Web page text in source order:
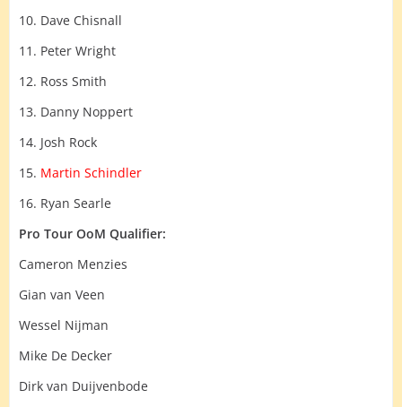
10. Dave Chisnall
11. Peter Wright
12. Ross Smith
13. Danny Noppert
14. Josh Rock
15. Martin Schindler
16. Ryan Searle
Pro Tour OoM Qualifier:
Cameron Menzies
Gian van Veen
Wessel Nijman
Mike De Decker
Dirk van Duijvenbode